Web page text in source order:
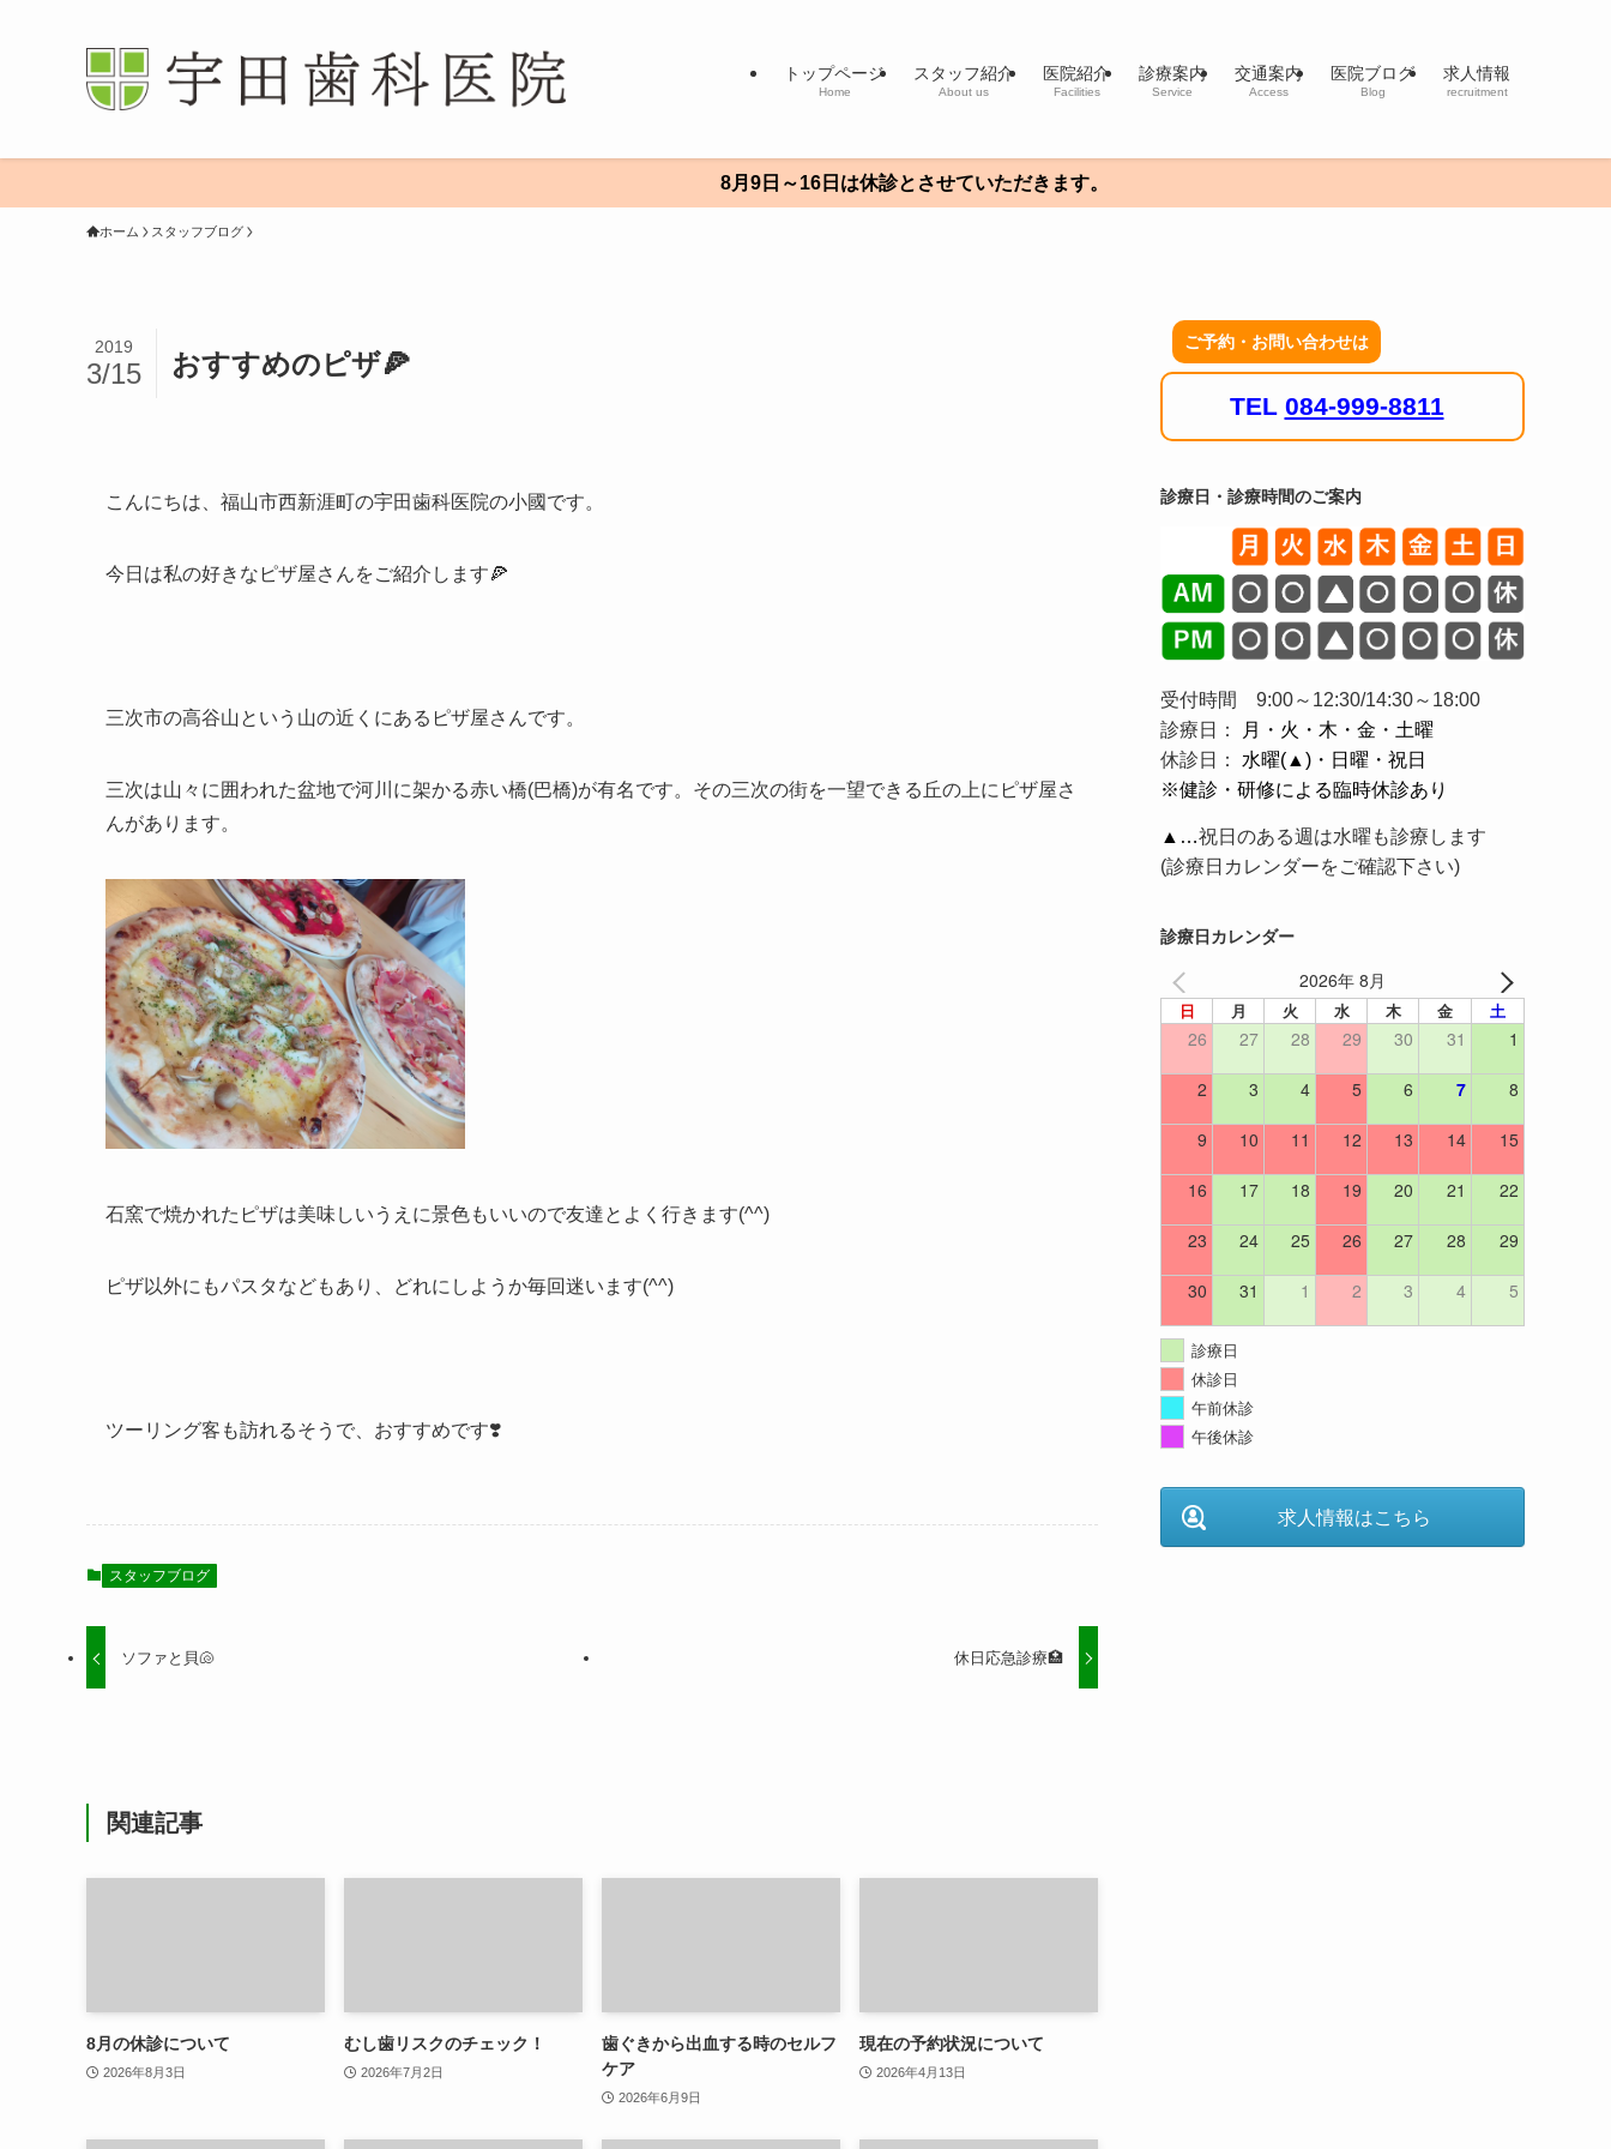
トップページ
Home
スタッフ紹介
About us
医院紹介
Facilities
診療案内
Service
交通案内
Access
医院ブログ
Blog
求人情報
recruitment
8月9日～16日は休診とさせていただきます。
ホーム スタッフブログ
おすすめのピザ🍕
2019
3/15
こんにちは、福山市西新涯町の宇田歯科医院の小國です。
今日は私の好きなピザ屋さんをご紹介します🍕
三次市の高谷山という山の近くにあるピザ屋さんです。
三次は山々に囲われた盆地で河川に架かる赤い橋(巴橋)が有名です。その三次の街を一望できる丘の上にピザ屋さ
んがあります。
石窯で焼かれたピザは美味しいうえに景色もいいので友達とよく行きます(^^)
ピザ以外にもパスタなどもあり、どれにしようか毎回迷います(^^)
ツーリング客も訪れるそうで、おすすめです❣️
スタッフブログ
ソファと貝🐚 休日応急診療🏥
関連記事
8月の休診について
2026年8月3日
むし歯リスクのチェック！
2026年7月2日
歯ぐきから出血する時のセルフ
ケア
2026年6月9日
現在の予約状況について
2026年4月13日
ご予約・お問い合わせは
TEL 084-999-8811
診療日・診療時間のご案内
受付時間 9:00～12:30/14:30～18:00
診療日：
月・火・木・金・土曜
休診日： 水曜(▲)・日曜・祝日
※健診・研修による臨時休診あり
▲…祝日のある週は水曜も診療します
(診療日カレンダーをご確認下さい)
診療日カレンダー
2026年 8月
日 月 火 水 木 金 土
26 27 28 29 30 31 1
2 3 4 5 6 7 8
9 10 11 12 13 14 15
16 17 18 19 20 21 22
23 24 25 26 27 28 29
30 31 1 2 3 4 5
診療日
休診日
午前休診
午後休診
求人情報はこちら